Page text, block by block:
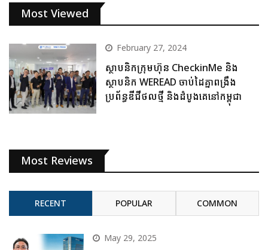
Most Viewed
February 27, 2024
ស្ថាបនិកក្រុមហ៊ុន CheckinMe និង
ស្ថាបនិក WEREAD ចាប់ដៃគ្នាពង្រឹង
ប្រព័ន្ធឌីជីថលថ្មី និងដំបូងគេនៅកម្ពុជា
Most Reviews
RECENT POPULAR COMMON
May 29, 2025